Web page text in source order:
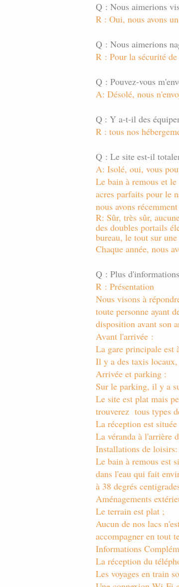
Q : Nous aimerions
R : Oui, nous avons
Q : Nous aimerions
R : Pour la sécurité
Q : Pouvez-vous
A: Désolé, nous
Q : Y a-t-il des
R : tous nos
Q : Le site est-il
A: Isolé, oui, vous
Le bain à remous et
acres parfaits pour le
nous avons
R: Sûr, très sûr,
des doubles portails
bureau, le tout sur
Chaque année, nous
Q : Plus
R : Présentation
Nous visons à
toute personne ayant
disposition avant son
Avant l'arrivée :
La gare principale est
Il y a des taxis locaux,
Arrivée et parking :
Sur le parking, il y a
Le site est plat mais
trouverez tous types
La réception est
La véranda à l'arrière
Installations de loisirs:
Le bain à remous est
dans l'eau qui fait
à 38 degrés
Aménagements
Le terrain est plat ;
Aucun de nos lacs
accompagner en tout
Informations
La réception du
Les voyages en train